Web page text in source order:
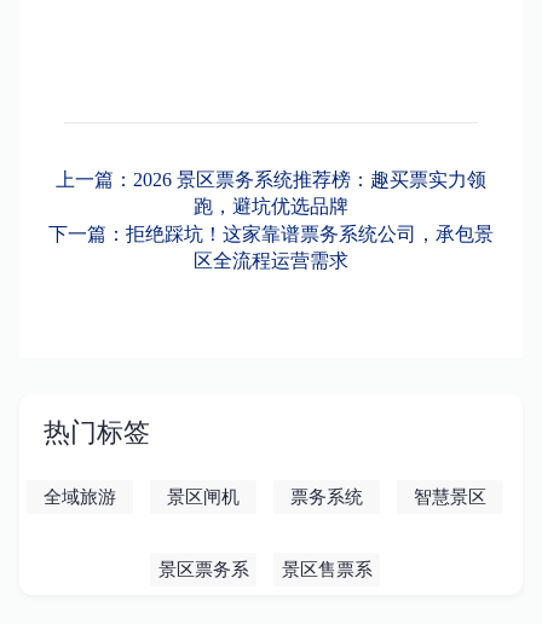
上一篇：2026 景区票务系统推荐榜：趣买票实力领
跑，避坑优选品牌
下一篇：拒绝踩坑！这家靠谱票务系统公司，承包景
区全流程运营需求
热门标签
全域旅游 景区闸机 票务系统 智慧景区
景区票务系
景区售票系